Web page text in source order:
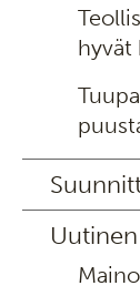
hyvät
Uutinen